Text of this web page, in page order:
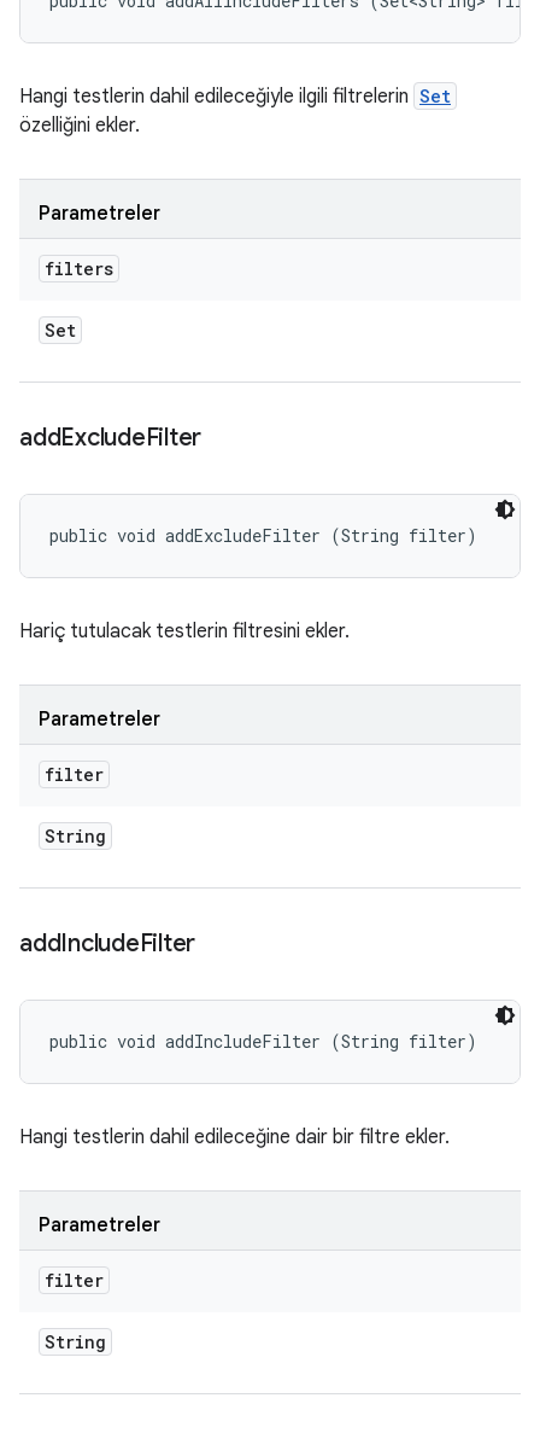
Hangi testlerin dahil edileceğiyle ilgili filtrelerin Set
özelliğini ekler.
Parametreler
filters
Set
addExcludeFilter
public void addExcludeFilter (String filter)
Hariç tutulacak testlerin filtresini ekler.
Parametreler
filter
String
addIncludeFilter
public void addIncludeFilter (String filter)
Hangi testlerin dahil edileceğine dair bir filtre ekler.
Parametreler
filter
String